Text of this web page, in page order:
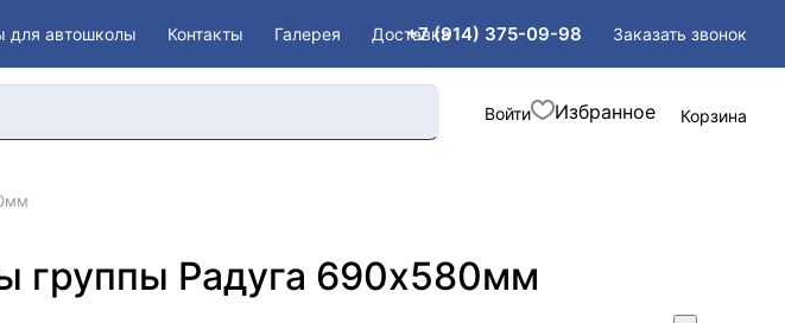
для автошколы Контакты Галерея Доставка
+7 (914) 375-09-98 Заказать звонок
Войти Корзина
группы Радуга 690х580мм